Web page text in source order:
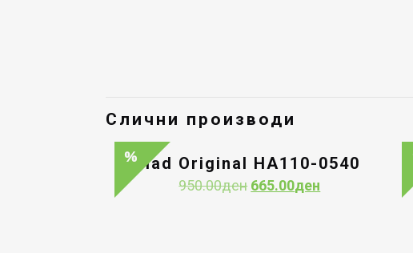
Слични производи
Had Original HA110-0540
950.00ден Original
665.00ден